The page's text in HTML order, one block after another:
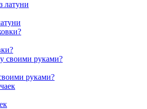
руками?